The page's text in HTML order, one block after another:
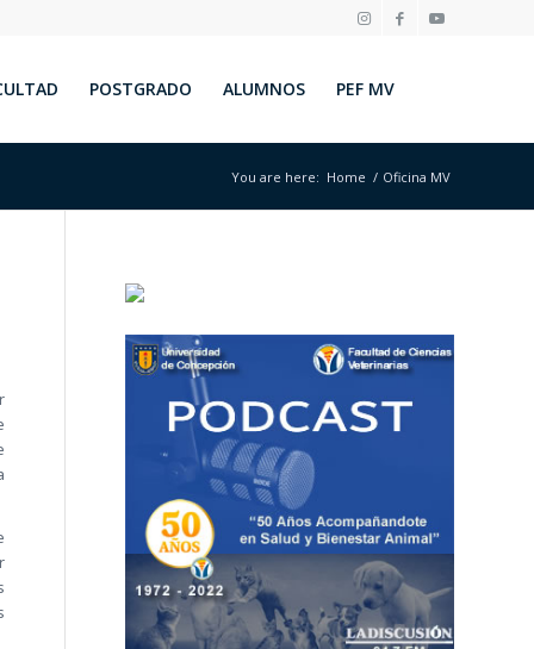
POSTGRADO ALUMNOS PEF MV
You are here: Home / Oficina MV